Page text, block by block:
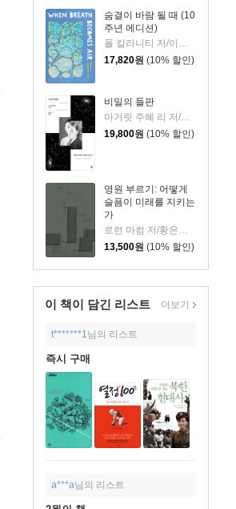
숨결이 바람 될 때 (10
주년 에디션)
폴 칼라니티 저/이종인 역
17,820원 (10% 할인)
비밀의 들판
19,800원 (10% 할인)
영원 부르기: 어떻게
슬픔이 미래를 지키는
가
로런 마컴 저/황은주 역
13,500원 (10% 할인)
이 책이 담긴 리스트 더보기
t*******1 님의 리스트
즉시 구매
a***a님의 리스트